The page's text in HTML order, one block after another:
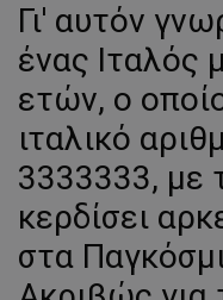
Γι' αυτόν
ένας Ιταλός
ετών, ο
ιταλικό
3333333, με
κερδίσει
στα